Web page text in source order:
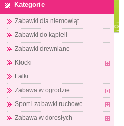
Kategorie
Zabawki dla niemowląt
Zabawki do kąpieli
Zabawki drewniane
Klocki
Lalki
Zabawa w ogrodzie
Sport i zabawki ruchowe
Zabawa w dorosłych